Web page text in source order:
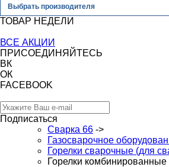
Выбрать производителя
ТОВАР НЕДЕЛИ
ВСЕ АКЦИИ
ПРИСОЕДИНЯЙТЕСЬ
ВК
ОК
FACEBOOK
Подписаться
Сварка 66 ->
Газосварочное
Горелки сварочные (для
Горелки комбинированные